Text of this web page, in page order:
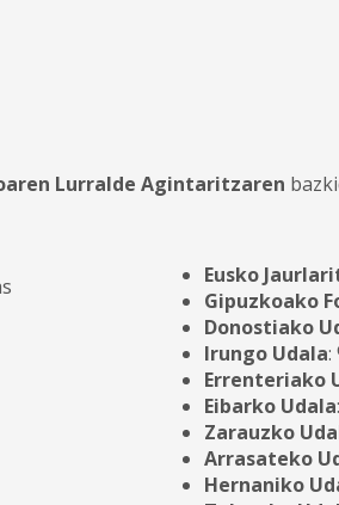
Lurralde Agintaritzaren
Eusko
Gipuzkoako
Donostiako
Irungo Udala:
Errenteriako
Eibarko Udala
Zarauzko
Arrasateko
Hernaniko